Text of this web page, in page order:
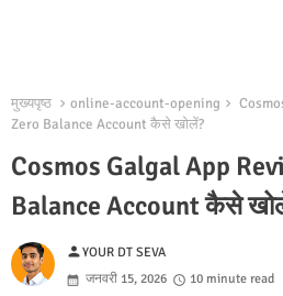
मुख्यपृष्ठ online-account-opening
Zero Balance Account कैसे खोलें?
Cosmos Galgal App
Balance Account कैसे
personYOUR DT SEVA
जनवरी 15, 2026
10 minute read